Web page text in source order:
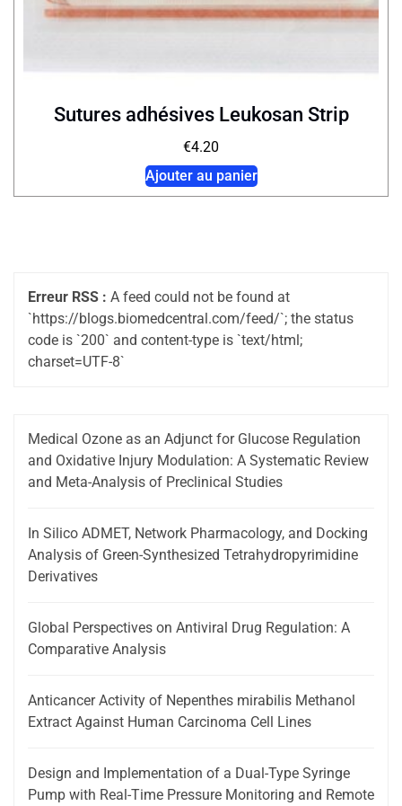
Sutures adhésives Leukosan Strip
€4.20
Ajouter au panier
Erreur RSS : A feed could not be found at
`https://blogs.biomedcentral.com/feed/`; the status
code is `200` and content-type is `text/html;
charset=UTF-8`
Medical Ozone as an Adjunct for Glucose Regulation
and Oxidative Injury Modulation: A Systematic Review
and Meta-Analysis of Preclinical Studies
In Silico ADMET, Network Pharmacology, and Docking
Analysis of Green-Synthesized Tetrahydropyrimidine
Derivatives
Global Perspectives on Antiviral Drug Regulation: A
Comparative Analysis
Anticancer Activity of Nepenthes mirabilis Methanol
Extract Against Human Carcinoma Cell Lines
Design and Implementation of a Dual-Type Syringe
Pump with Real-Time Pressure Monitoring and Remote